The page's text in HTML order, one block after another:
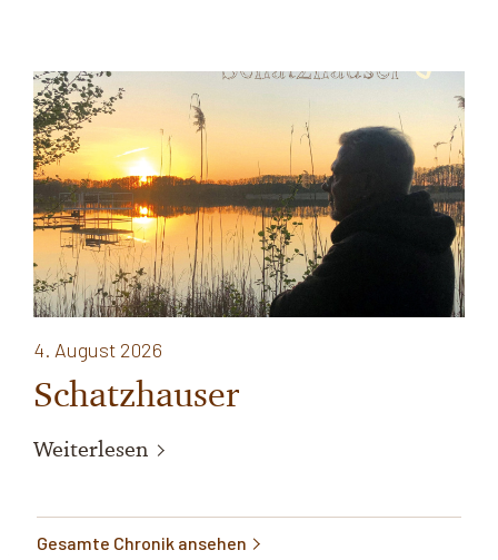
4. August 2026
Schatzhauser
Weiterlesen
Gesamte Chronik ansehen